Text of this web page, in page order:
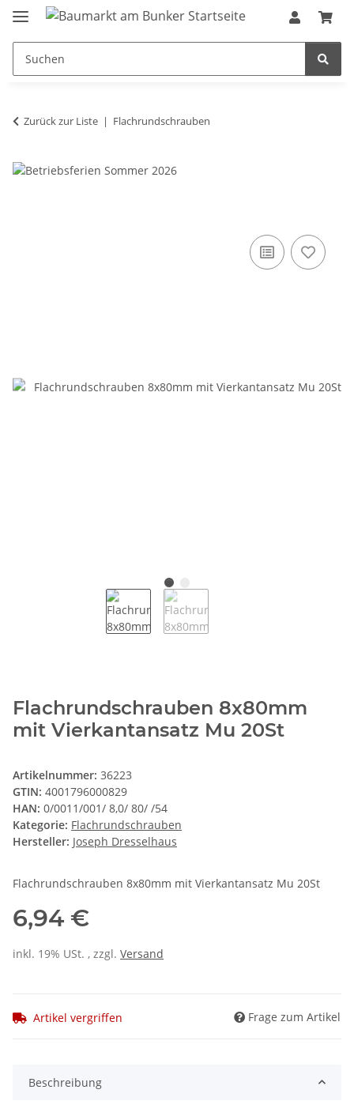
Zurück zur Liste Flachrundschrauben
Flachrundschrauben 8x80mm
mit Vierkantansatz Mu 20St
Artikelnummer: 36223
GTIN: 4001796000829
HAN: 0/0011/001/ 8,0/ 80/ /54
Kategorie: Flachrundschrauben
Hersteller: Joseph Dresselhaus
Flachrundschrauben 8x80mm mit Vierkantansatz Mu 20St
6,94 €
inkl. 19% USt. , zzgl. Versand
Artikel vergriffen Frage zum Artikel
Beschreibung